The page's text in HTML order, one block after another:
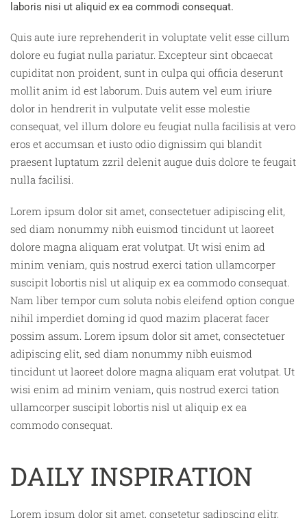
laboris nisi ut aliquid ex ea commodi consequat.
Quis aute iure reprehenderit in voluptate velit esse cillum
dolore eu fugiat nulla pariatur. Excepteur sint obcaecat
cupiditat non proident, sunt in culpa qui officia deserunt
mollit anim id est laborum. Duis autem vel eum iriure
dolor in hendrerit in vulputate velit esse molestie
consequat, vel illum dolore eu feugiat nulla facilisis at vero
eros et accumsan et iusto odio dignissim qui blandit
praesent luptatum zzril delenit augue duis dolore te feugait
nulla facilisi.
Lorem ipsum dolor sit amet, consectetuer adipiscing elit,
sed diam nonummy nibh euismod tincidunt ut laoreet
dolore magna aliquam erat volutpat. Ut wisi enim ad
minim veniam, quis nostrud exerci tation ullamcorper
suscipit lobortis nisl ut aliquip ex ea commodo consequat.
Nam liber tempor cum soluta nobis eleifend option congue
nihil imperdiet doming id quod mazim placerat facer
possim assum. Lorem ipsum dolor sit amet, consectetuer
adipiscing elit, sed diam nonummy nibh euismod
tincidunt ut laoreet dolore magna aliquam erat volutpat. Ut
wisi enim ad minim veniam, quis nostrud exerci tation
ullamcorper suscipit lobortis nisl ut aliquip ex ea
commodo consequat.
DAILY INSPIRATION
Lorem ipsum dolor sit amet, consetetur sadipscing elitr,